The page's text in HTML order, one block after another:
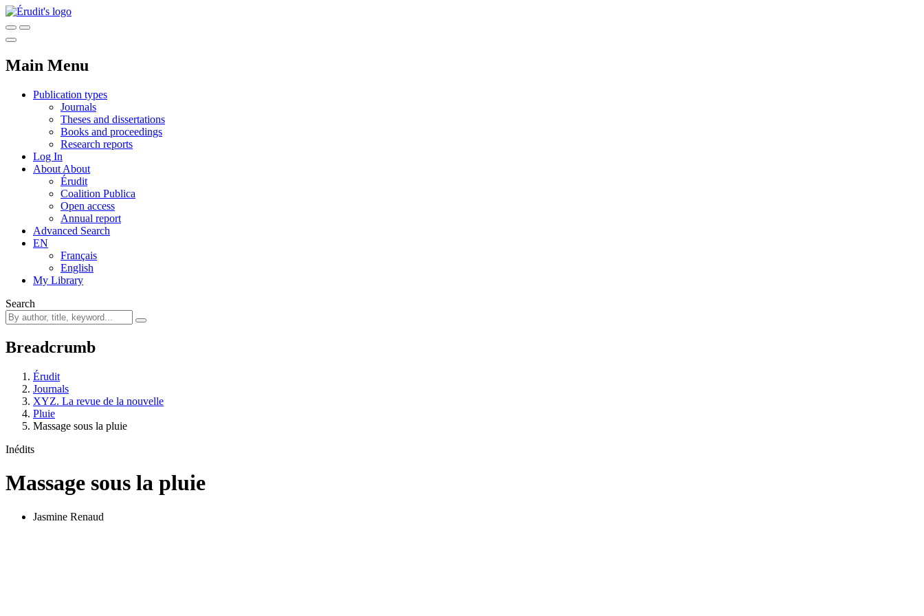
Main Menu
Publication types
Journals
Theses and dissertations
Books and proceedings
Research reports
Log In
About About
Érudit
Coalition Publica
Open access
Annual report
Advanced Search
EN
Français
English
My Library
Search
Breadcrumb
Érudit
Journals
XYZ. La revue de la nouvelle
Pluie
Massage sous la pluie
Inédits
Massage sous la pluie
Jasmine Renaud